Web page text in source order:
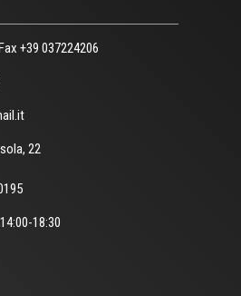
+39 037224206
22
18:30